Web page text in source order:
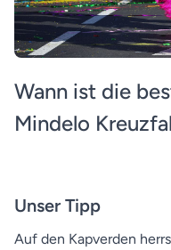
Wann ist die
Mindelo
Unser Tipp
Auf den Kapverden